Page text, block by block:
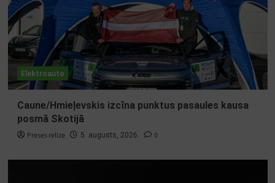
Elektroauto
Caune/Hmieļevskis izcīna punktus pasaules kausa
posmā Skotijā
Preses relīze 5. augusts, 2026. 0